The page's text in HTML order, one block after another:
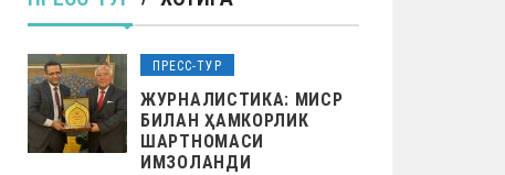
ПРЕСС-ТУР
ЖУРНАЛИСТИКА: МИСР
БИЛАН ҲАМКОРЛИК
ШАРТНОМАСИ
ИМЗОЛАНДИ